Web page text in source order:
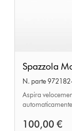
Motorbar™
Spazzola
N. parte
Aspira
100,00 €